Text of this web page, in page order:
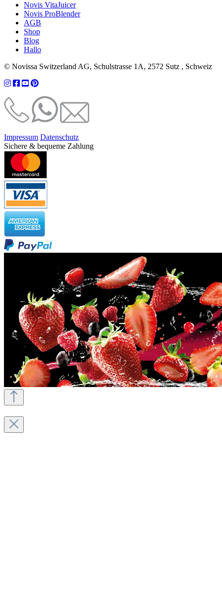
Novis VitaJuicer
Novis ProBlender
AGB
Shop
Blog
Hallo
© Novissa Switzerland AG, Schulstrasse 1A, 2572 Sutz , Schweiz
Impressum Datenschutz
Sichere & bequeme Zahlung